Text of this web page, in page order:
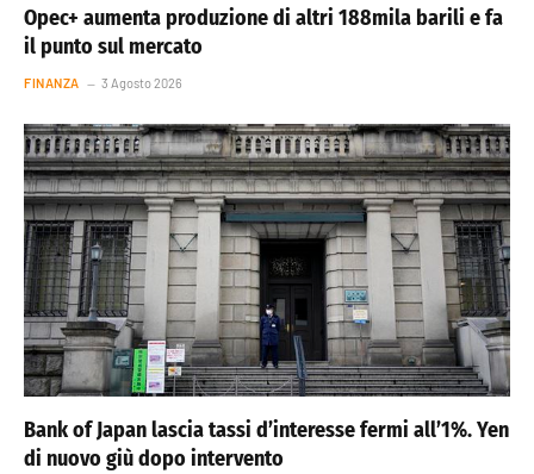
Opec+ aumenta produzione di altri 188mila barili e fa
il punto sul mercato
FINANZA 3 Agosto 2026
Bank of Japan lascia tassi d’interesse fermi all’1%. Yen
di nuovo giù dopo intervento